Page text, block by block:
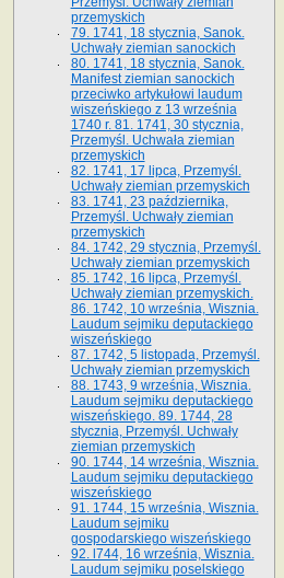
przemyskich
79. 1741, 18 stycznia, Sanok.
Uchwały ziemian sanockich
80. 1741, 18 stycznia, Sanok.
Manifest ziemian sanockich
przeciwko artykułowi laudum
wiszeńskiego z 13 wrze­śnia
1740 r. 81. 1741, 30 stycznia,
Przemyśl. Uchwała ziemian
przemyskich
82. 1741, 17 lipca, Przemyśl.
Uchwały ziemian przemyskich
83. 1741, 23 października,
Przemyśl. Uchwały ziemian
przemyskich
84. 1742, 29 stycznia, Przemyśl.
Uchwały ziemian przemyskich
85. 1742, 16 lipca, Przemyśl.
Uchwały ziemian przemyskich.
86. 1742, 10 września, Wisznia.
Laudum sejmiku deputackiego
wiszeńskiego
87. 1742, 5 listopada, Przemyśl.
Uchwały ziemian przemyskich
88. 1743, 9 września, Wisznia.
Laudum sejmiku deputackiego
wiszeńskiego. 89. 1744, 28
stycznia, Przemyśl. Uchwały
ziemian przemyskich
90. 1744, 14 września, Wisznia.
Laudum sejmiku deputackiego
wiszeńskiego
91. 1744, 15 września, Wisznia.
Laudum sejmiku
gospodarskiego wiszeńskiego
92. l744, 16 września, Wisznia.
Laudum sejmiku poselskiego